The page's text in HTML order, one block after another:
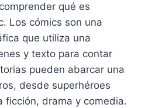
qué es
Los cómics son una
que utiliza una
y texto para contar
pueden abarcar una
desde superhéroes
ficción, drama y comedia.